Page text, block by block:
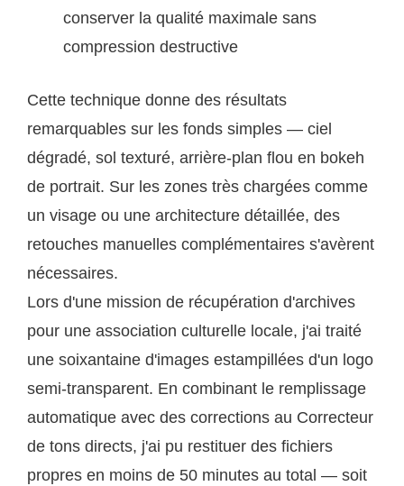
conserver la qualité maximale sans
compression destructive
Cette technique donne des résultats
remarquables sur les fonds simples — ciel
dégradé, sol texturé, arrière-plan flou en bokeh
de portrait. Sur les zones très chargées comme
un visage ou une architecture détaillée, des
retouches manuelles complémentaires s'avèrent
nécessaires.
Lors d'une mission de récupération d'archives
pour une association culturelle locale, j'ai traité
une soixantaine d'images estampillées d'un logo
semi-transparent. En combinant le remplissage
automatique avec des corrections au Correcteur
de tons directs, j'ai pu restituer des fichiers
propres en moins de 50 minutes au total — soit